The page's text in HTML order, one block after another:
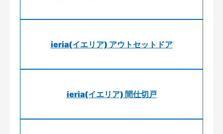
ieria(イエリア) アウトセットドア
ieria(イエリア) 間仕切戸